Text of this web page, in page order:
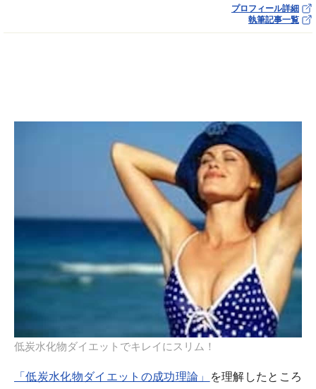
プロフィール詳細
執筆記事一覧
低炭水化物ダイエットでキレイにスリム！
「低炭水化物ダイエットの成功理論」
を理解したところ